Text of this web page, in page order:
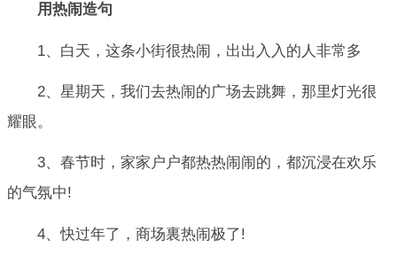
用热闹造句
1、白天，这条小街很热闹，出出入入的人非常多
2、星期天，我们去热闹的广场去跳舞，那里灯光很
耀眼。
3、春节时，家家户户都热热闹闹的，都沉浸在欢乐
的气氛中!
4、快过年了，商场裏热闹极了!